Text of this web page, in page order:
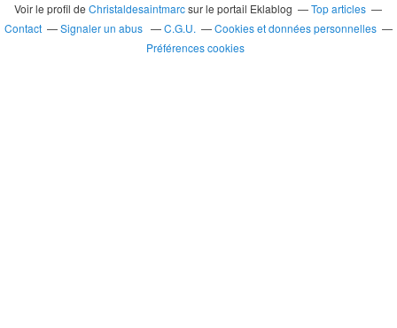
Voir le profil deChristaldesaintmarcsur le portail Eklablog
Top articles
Contact
Signaler un abus C.G.U.
Cookies et données personnelles
Préférences cookies